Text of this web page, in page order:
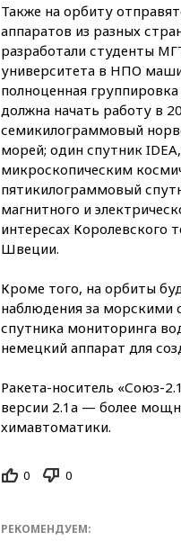
Также на орбиту
аппаратов из разных
разработали студенты
университета в НПО
полноценная
должна начать работу в
семикилограммовый
морей; один спутник
микроскопическим
пятикилограммовый
магнитного и
интересах Королевского
Швеции.
Кроме того, на орбиты
наблюдения за морскими
спутника мониторинга
немецкий аппарат для
Ракета-носитель «Союз-
версии 2.1а — более
химавтоматики.
0 0
РЕКОМЕНДУЕМ: